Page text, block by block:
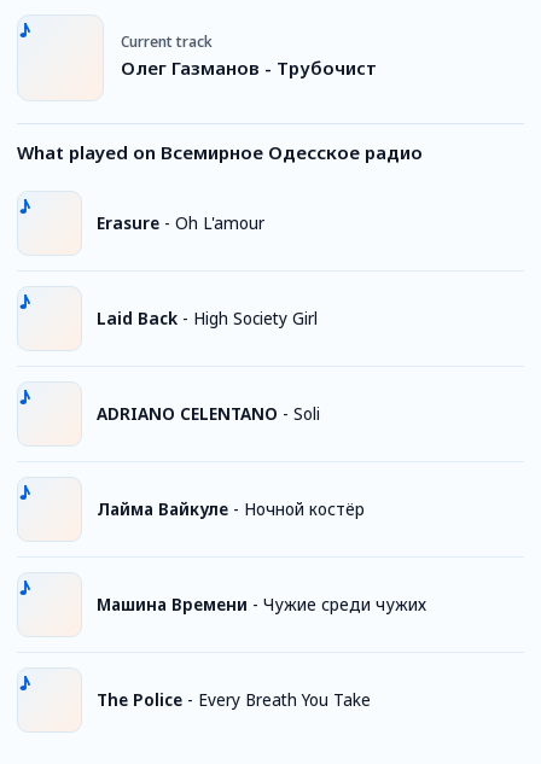
Current track
Олег Газманов - Трубочист
What played on Всемирное Одесское радио
Erasure - Oh L'amour
Laid Back - High Society Girl
ADRIANO CELENTANO - Soli
Лайма Вайкуле - Ночной костёр
Машина Времени - Чужие среди чужих
The Police - Every Breath You Take